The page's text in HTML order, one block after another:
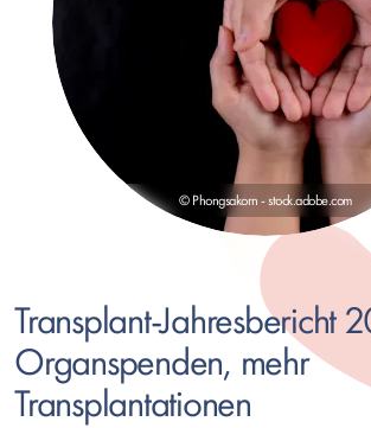
Transplant-Jahresbericht
Organspenden, mehr
Transplantationen
© Phongsakorn - stock.adobe.com